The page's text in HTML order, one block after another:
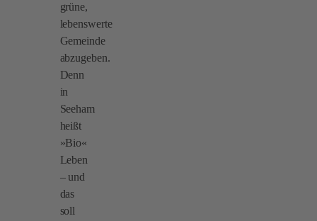
grüne,
lebenswerte
Gemeinde
abzugeben.
Denn
in
Seeham
heißt
»Bio«
Leben
– und
das
soll